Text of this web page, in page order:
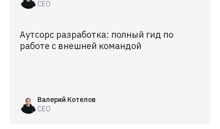
CEO
Аутсорс разработка: полный гид по
работе с внешней командой
Валерий Котелов
CEO